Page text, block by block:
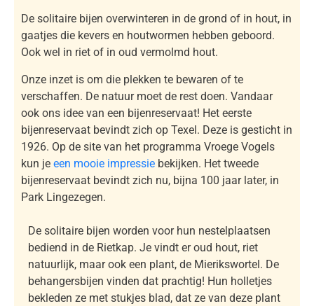
De solitaire bijen overwinteren in de grond of in hout, in
gaatjes die kevers en houtwormen hebben geboord.
Ook wel in riet of in oud vermolmd hout.
Onze inzet is om die plekken te bewaren of te
verschaffen. De natuur moet de rest doen. Vandaar
ook ons idee van een bijenreservaat! Het eerste
bijenreservaat bevindt zich op Texel. Deze is gesticht in
1926. Op de site van het programma Vroege Vogels
kun je een mooie impressie bekijken. Het tweede
bijenreservaat bevindt zich nu, bijna 100 jaar later, in
Park Lingezegen.
De solitaire bijen worden voor hun nestelplaatsen
bediend in de Rietkap. Je vindt er oud hout, riet
natuurlijk, maar ook een plant, de Mierikswortel. De
behangersbijen vinden dat prachtig! Hun holletjes
bekleden ze met stukjes blad, dat ze van deze plant